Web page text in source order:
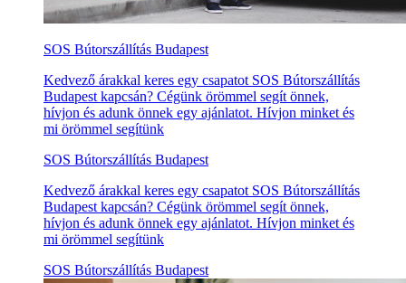
SOS Bútorszállítás Budapest
Kedvező árakkal keres egy csapatot SOS Bútorszállítás
Budapest kapcsán? Cégünk örömmel segít önnek,
hívjon és adunk önnek egy ajánlatot. Hívjon minket és
mi örömmel segítünk
SOS Bútorszállítás Budapest
Kedvező árakkal keres egy csapatot SOS Bútorszállítás
Budapest kapcsán? Cégünk örömmel segít önnek,
hívjon és adunk önnek egy ajánlatot. Hívjon minket és
mi örömmel segítünk
SOS Bútorszállítás Budapest